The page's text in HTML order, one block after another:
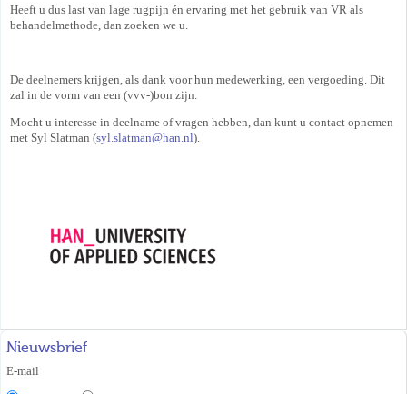
Heeft u dus last van lage rugpijn én ervaring met het gebruik van VR als
behandelmethode, dan zoeken we u.
De deelnemers krijgen, als dank voor hun medewerking, een vergoeding. Dit
zal in de vorm van een (vvv-)bon zijn.
Mocht u interesse in deelname of vragen hebben, dan kunt u contact opnemen
met Syl Slatman (syl.slatman@han.nl).
Nieuwsbrief
E-mail